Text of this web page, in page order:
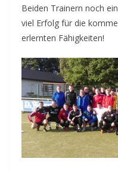
Beiden Trainern noch
viel Erfolg für die
erlernten Fähigkeiten!